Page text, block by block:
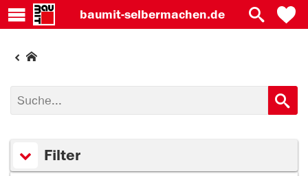
baumit-selbermachen.de
Filter